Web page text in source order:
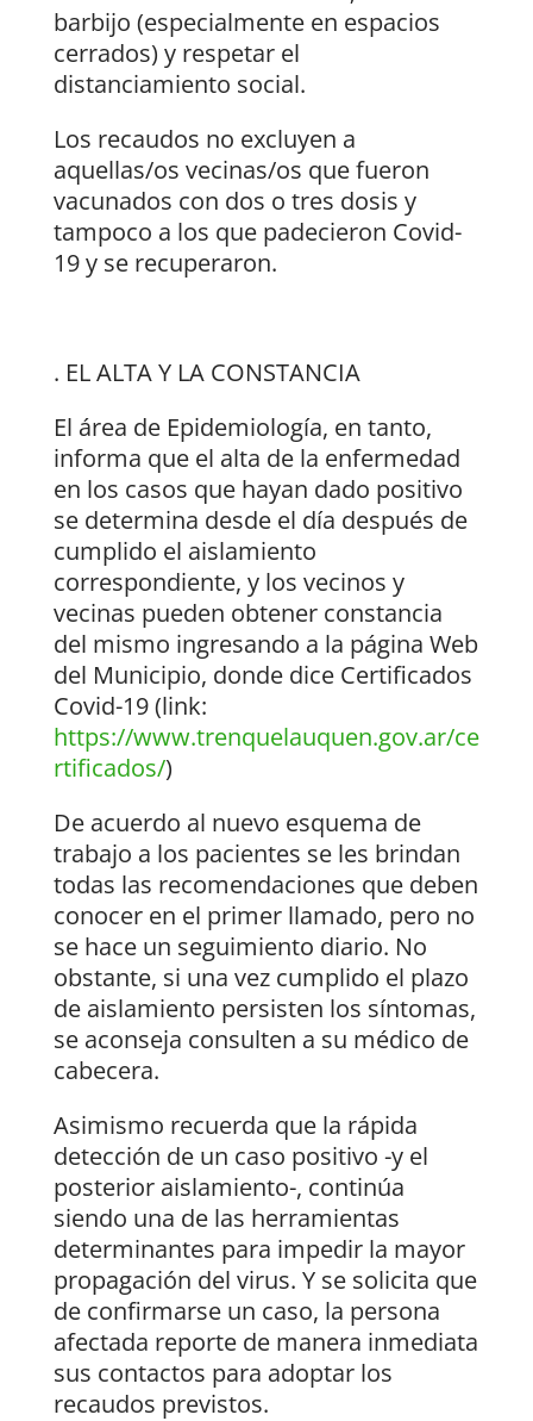
barbijo (especialmente en espacios
cerrados) y respetar el
distanciamiento social.
Los recaudos no excluyen a
aquellas/os vecinas/os que fueron
vacunados con dos o tres dosis y
tampoco a los que padecieron Covid-
19 y se recuperaron.
. EL ALTA Y LA CONSTANCIA
El área de Epidemiología, en tanto,
informa que el alta de la enfermedad
en los casos que hayan dado positivo
se determina desde el día después de
cumplido el aislamiento
correspondiente, y los vecinos y
vecinas pueden obtener constancia
del mismo ingresando a la página Web
del Municipio, donde dice Certificados
Covid-19 (link:
https://www.trenquelauquen.gov.ar/ce
rtificados/)
De acuerdo al nuevo esquema de
trabajo a los pacientes se les brindan
todas las recomendaciones que deben
conocer en el primer llamado, pero no
se hace un seguimiento diario. No
obstante, si una vez cumplido el plazo
de aislamiento persisten los síntomas,
se aconseja consulten a su médico de
cabecera.
Asimismo recuerda que la rápida
detección de un caso positivo -y el
posterior aislamiento-, continúa
siendo una de las herramientas
determinantes para impedir la mayor
propagación del virus. Y se solicita que
de confirmarse un caso, la persona
afectada reporte de manera inmediata
sus contactos para adoptar los
recaudos previstos.